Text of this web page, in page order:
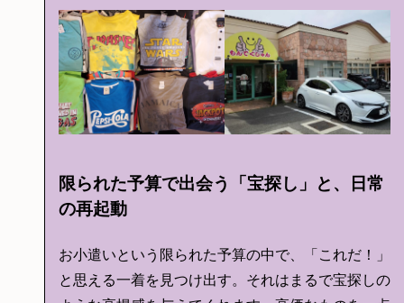
限られた予算で出会う「宝探し」と、日常
の再起動
お小遣いという限られた予算の中で、「これだ！」
と思える一着を見つけ出す。それはまるで宝探しの